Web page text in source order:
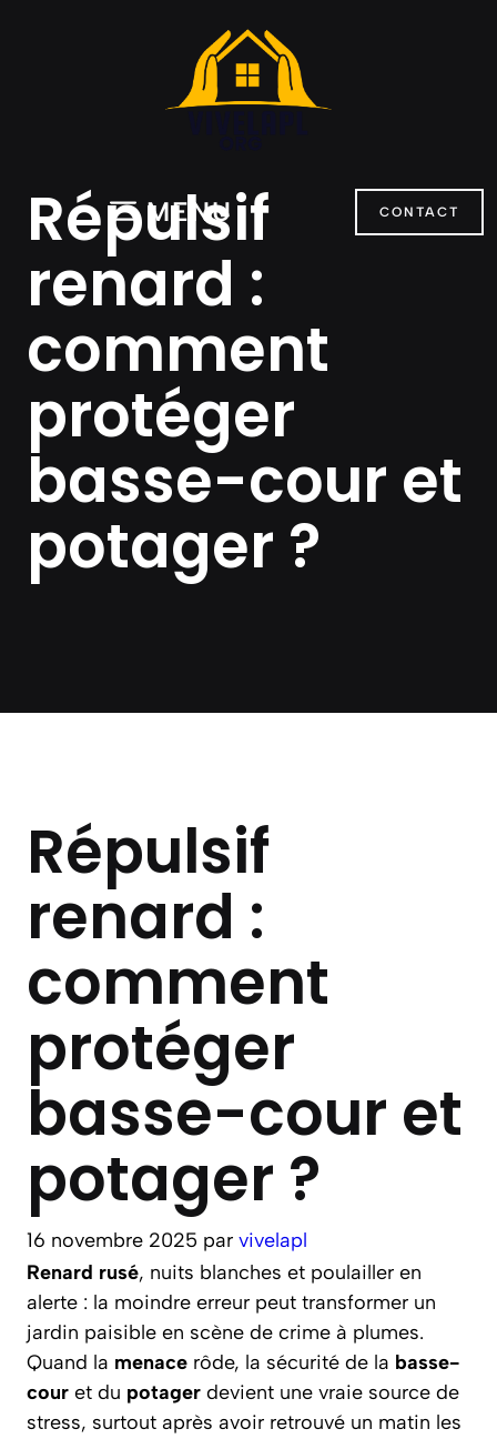
MENU CONTACT
Répulsif
renard :
comment
protéger
basse-cour et
potager ?
Répulsif
renard :
comment
protéger
basse-cour et
potager ?
16 novembre 2025 par vivelapl
Renard rusé, nuits blanches et poulailler en
alerte : la moindre erreur peut transformer un
jardin paisible en scène de crime à plumes.
Quand la menace rôde, la sécurité de la basse-
cour et du potager devient une vraie source de
stress, surtout après avoir retrouvé un matin les